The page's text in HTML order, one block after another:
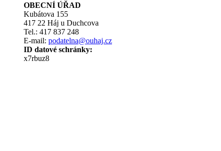
OBECNÍ ÚŘAD
Kubátova 155
417 22 Háj u Duchcova
Tel.: 417 837 248
E-mail: podatelna@ouhaj.cz
ID datové schránky:
x7rbuz8